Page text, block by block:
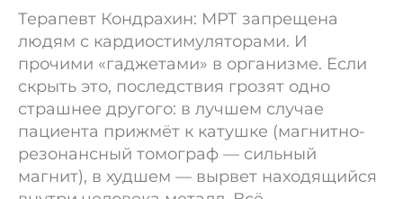
Терапевт Кондрахин: МРТ запрещена
людям с кардиостимуляторами. И
прочими «гаджетами» в организме. Если
скрыть это, последствия грозят одно
страшнее другого: в лучшем случае
пациента прижмёт к катушке (магнитно-
резонансный томограф — сильный
магнит), в худшем — вырвет находящийся